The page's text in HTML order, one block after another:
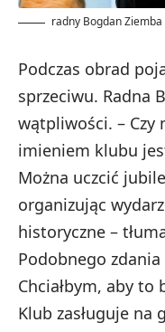
radny Bogdan Ziemba
Podczas obrad
sprzeciwu. Radna
wątpliwości. – Czy
imieniem klubu
Można uczcić
organizując
historyczne –
Podobnego
Chciałbym, aby to
Klub zasługuje na